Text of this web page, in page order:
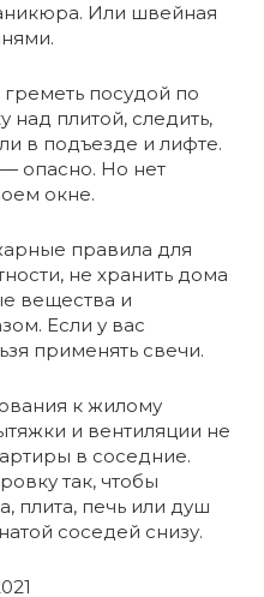
Или швейная
посудой по
над плитой, следить,
в подъезде и лифте.
опасно. Но нет
окне.
правила для
не хранить дома
вещества и
Если у вас
применять свечи.
к жилому
и вентиляции не
в соседние.
так, чтобы
плита, печь или душ
соседей снизу.